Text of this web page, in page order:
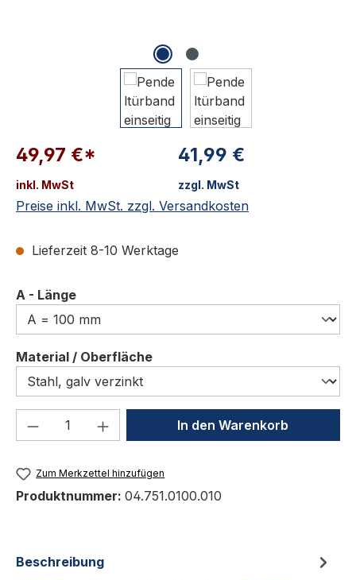
49,97 €*
inkl. MwSt
41,99 €
zzgl. MwSt
Preise inkl. MwSt. zzgl. Versandkosten
Lieferzeit 8-10 Werktage
A - Längeauswählen
Material / Oberflächeauswählen
Produkt Anzahl: Gib denIn den Warenkorb
Zum Merkzettel hinzufügen
Produktnummer: 04.751.0100.010
Beschreibung